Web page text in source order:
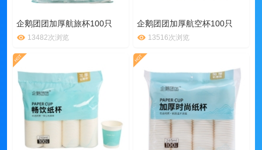
企鹅团团加厚航旅杯100只
13482次浏览
企鹅团团加厚航空杯100只
13516次浏览